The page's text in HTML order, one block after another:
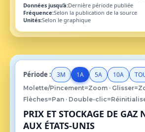
Données jusqu’à:Dernière période publiée
Fréquence:Selon la publication de la source
Unités:Selon le graphique
Période : 3M 1A 5A 10A
Molette/Pincement=Zoom ·
Flèches=Pan · Double-
PRIX ET STOCKAGE DE GAZ
AUX ÉTATS-UNIS